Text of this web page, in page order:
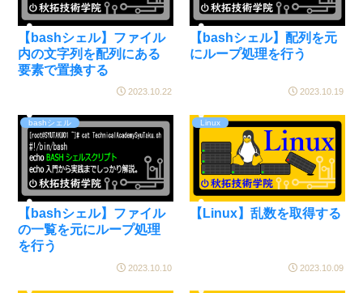
【bashシェル】ファイル
内の文字列を配列にある
要素で置換する
2023.10.22
【bashシェル】配列を元
にループ処理を行う
2023.10.19
bashシェル
【bashシェル】ファイル
の一覧を元にループ処理
を行う
2023.10.10
Linux
【Linux】乱数を取得する
2023.10.09